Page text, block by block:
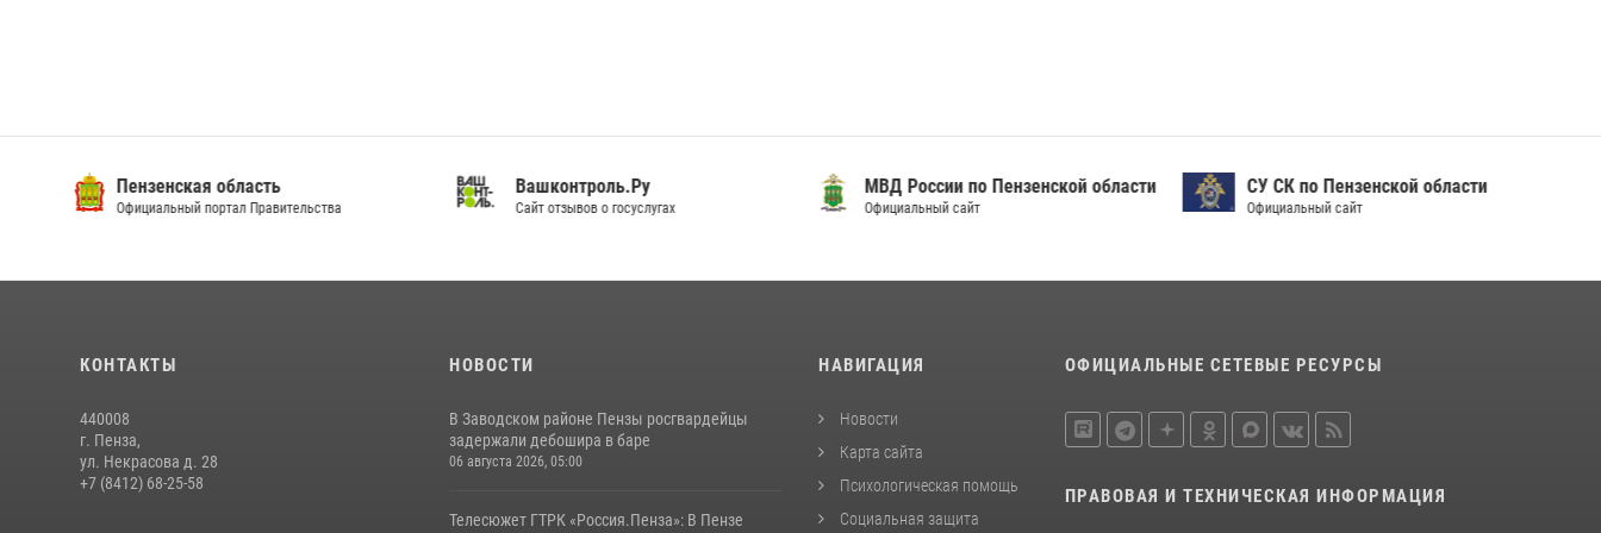
Пензенская область
Официальный портал Правительства
Вашконтроль.Ру
Сайт отзывов о госуслугах
МВД России по Пензенской области
Официальный сайт
СУ СК по Пензенской области
Официальный сайт
КОНТАКТЫ
440008
г. Пенза,
ул. Некрасова д. 28
+7 (8412) 68-25-58
НОВОСТИ
В Заводском районе Пензы росгвардейцы
задержали дебошира в баре
06 августа 2026, 05:00
Телесюжет ГТРК «Россия.Пенза»: В Пензе
НАВИГАЦИЯ
Новости
Карта сайта
Психологическая помощь
Социальная защита
ОФИЦИАЛЬНЫЕ СЕТЕВЫЕ РЕСУРСЫ
ПРАВОВАЯ И ТЕХНИЧЕСКАЯ ИНФОРМАЦИЯ